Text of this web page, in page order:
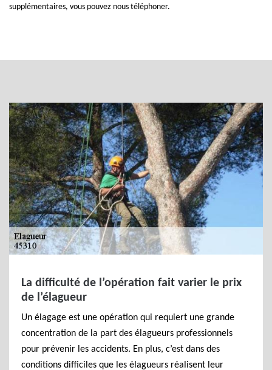
supplémentaires, vous pouvez nous téléphoner.
La difficulté de l’opération fait varier le prix
de l’élagueur
Un élagage est une opération qui requiert une grande
concentration de la part des élagueurs professionnels
pour prévenir les accidents. En plus, c’est dans des
conditions difficiles que les élagueurs réalisent leur